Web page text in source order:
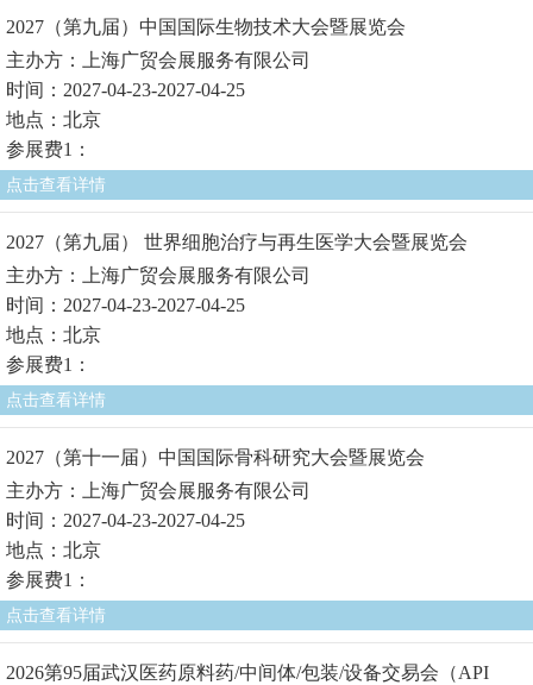
2027（第九届）中国国际生物技术大会暨展览会
主办方：上海广贸会展服务有限公司
时间：2027-04-23-2027-04-25
地点：北京
参展费1：
点击查看详情
2027（第九届） 世界细胞治疗与再生医学大会暨展览会
主办方：上海广贸会展服务有限公司
时间：2027-04-23-2027-04-25
地点：北京
参展费1：
点击查看详情
2027（第十一届）中国国际骨科研究大会暨展览会
主办方：上海广贸会展服务有限公司
时间：2027-04-23-2027-04-25
地点：北京
参展费1：
点击查看详情
2026第95届武汉医药原料药/中间体/包装/设备交易会（API